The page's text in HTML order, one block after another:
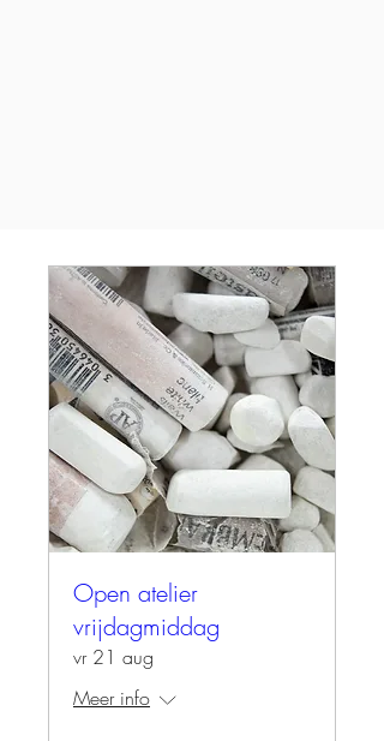
Open atelier
vrijdagmiddag
vr 21 aug
Meer info